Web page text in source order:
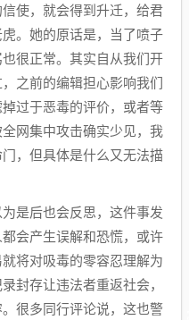
使，就会得到升迁，给君
。她的原话是，当了喷子
很正常。其实自从我们开
之前的编辑担心影响我们
过于恶毒的评价，或者等
网集中攻击确实少见，我
，但具体是什么又无法描
是后也会反思，这件事发
会产生误解和恐慌，或许
将对吸毒的零容忍理解为
封存让违法者重返社会，
很多同行评论说，这也警